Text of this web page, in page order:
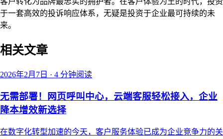
于一套高效的投诉响应体系，无疑是投资于企业最可持续的未
来。
相关文章
2026年2月7日 · 4 分钟阅读
无需部署！网页呼叫中心，云端客服轻松接入，企业
降本增效新选择
在数字化转型加速的今天，客户服务体验已成为企业竞争力的关